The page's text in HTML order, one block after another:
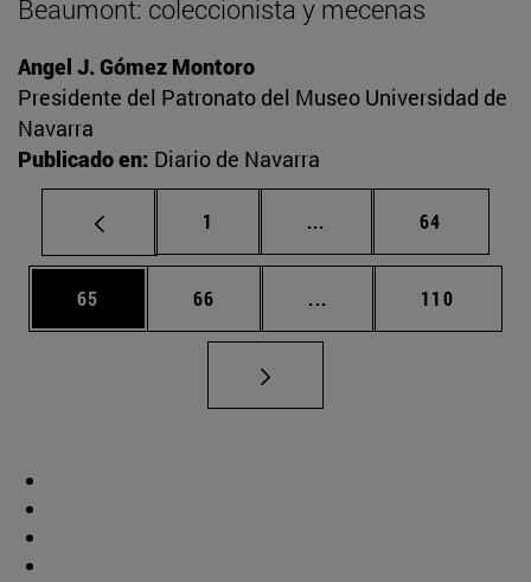
Beaumont: coleccionista y mecenas
Angel J. Gómez Montoro
Presidente del Patronato del Museo Universidad de
Navarra
Publicado en: Diario de Navarra
Página
1 ... Páginas intermedias
Página
64
Página
65 Página
66 ... Páginas intermedias
Página
110